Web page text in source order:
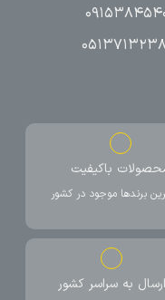
باکیفیت
برندها موجود در کشور
ارسال به سراسر کشور